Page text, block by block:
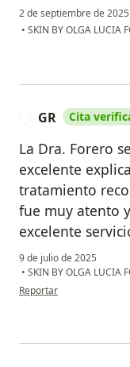
2 de septiembre de 2025
• SKIN BY OLGA LUCIA
GR Cita
La Dra. Forero
excelente
tratamiento
fue muy atento
excelente
9 de julio de 2025
• SKIN BY OLGA LUCIA
en opinión del usuario GR
Reportar